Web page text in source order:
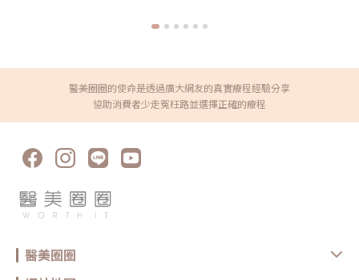
李杰年醫師FB👉https://reurl.cc/Mzk0nm杰膚美診所地址：104台北
醫美圈圈的使命是透過廣大網友的真實療程經驗分享
協助消費者少走冤枉路並選擇正確的療程
醫美圈圈